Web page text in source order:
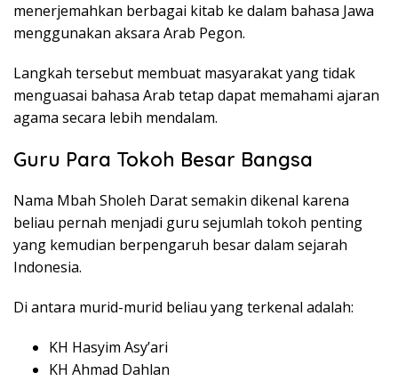
menerjemahkan berbagai kitab ke dalam bahasa Jawa
menggunakan aksara Arab Pegon.
Langkah tersebut membuat masyarakat yang tidak
menguasai bahasa Arab tetap dapat memahami ajaran
agama secara lebih mendalam.
Guru Para Tokoh Besar Bangsa
Nama Mbah Sholeh Darat semakin dikenal karena
beliau pernah menjadi guru sejumlah tokoh penting
yang kemudian berpengaruh besar dalam sejarah
Indonesia.
Di antara murid-murid beliau yang terkenal adalah:
KH Hasyim Asy’ari
KH Ahmad Dahlan